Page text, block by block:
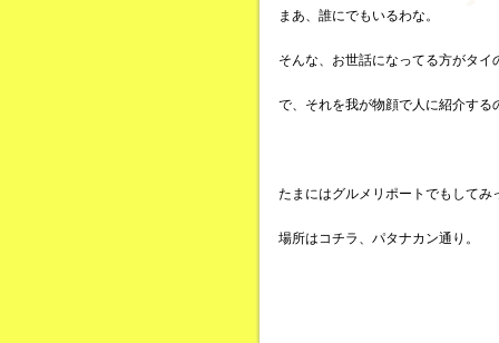
まあ、誰にでもいるわな。
そんな、お世話になってる方がタ
で、それを我が物顔で人に紹介する
たまにはグルメリポートでもしてみ
場所はコチラ、パタナカン通り。